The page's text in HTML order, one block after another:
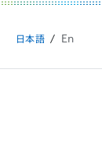
日本語 En